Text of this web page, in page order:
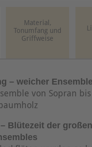
Material,
Tonumfang und
Griffweise
– weicher
von Sopran
Blütezeit der großen